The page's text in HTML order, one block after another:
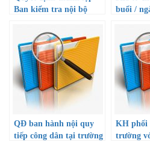
Ban kiểm tra nội bộ
buổi /
QĐ ban hành nội quy
tiếp công dân tại trường
KH phối
trường